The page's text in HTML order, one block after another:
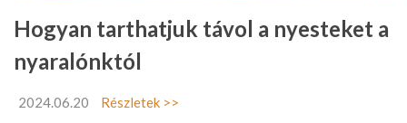
Hogyan tarthatjuk távol a nyesteket a
nyaralónktól
2024.06.20
Részletek >>